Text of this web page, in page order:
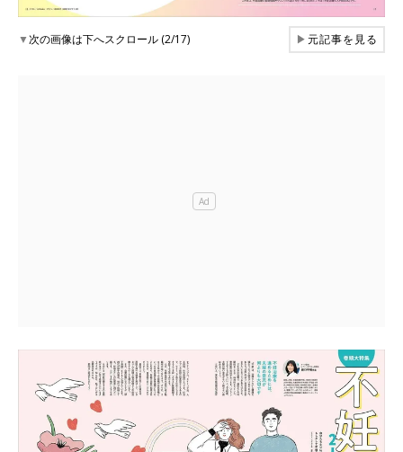
▼次の画像は下へスクロール (2/17) ▶元記事を見る